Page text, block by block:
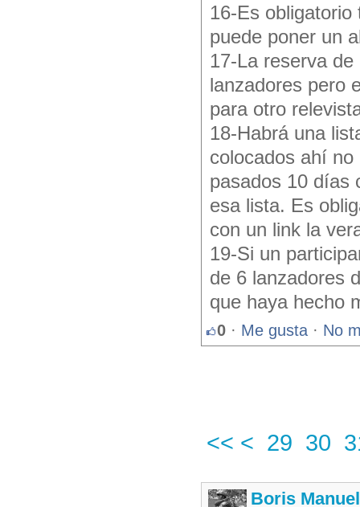
16-Es
puede poner un
17-La reserva
lanzadores pero
para otro
18-Habrá una
colocados ahí
pasados 10 días
esa lista. Es
con un link la
19-Si un
de 6 lanzadores
que haya hecho
0 · Me gusta · No
<< < 29 30
Boris